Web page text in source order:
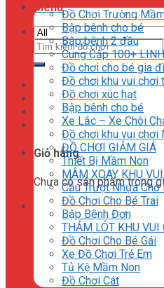
Menu
Tìm
kiếm:
Giỏ hàng
Chưa có sản phẩm trong
Đồ Chơi Trường
Bập bênh cho bé
Bập bênh 2 đầu
Cung Cấp 100+
Đồ chơi cho bé gia
Đồ chơi khu vui chơi
Đồ chơi xúc hạt
Bập bênh cho bé
Xe Lắc – Xe Chòi
Đồ chơi khu vui chơi
ĐỒ CHƠI GIẢM GIÁ
Thiết Bị Mầm Non
MÂM XOAY KHU
Cầu Trượt Nhựa Cho
Đồ Chơi Cho Bé Trai
Bập Bênh Đơn
THẢM LÓT KHU VUI
Đồ Chơi Cho Bé Gái
Xe Đồ Chơi Trẻ Em
Tủ Kệ Mầm Non
Đồ Chơi Cát